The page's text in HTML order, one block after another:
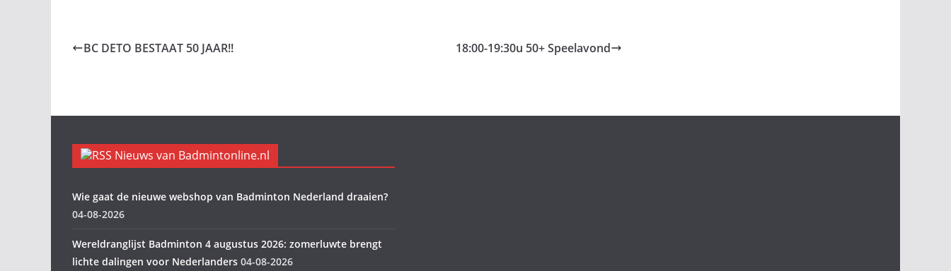
BC DETO BESTAAT 50 JAAR!! 18:00-19:30u 50+ Speelavond
Nieuws van Badmintonline.nl
Wie gaat de nieuwe webshop van Badminton Nederland draaien?
04-08-2026
Wereldranglijst Badminton 4 augustus 2026: zomerluwte brengt
lichte dalingen voor Nederlanders 04-08-2026